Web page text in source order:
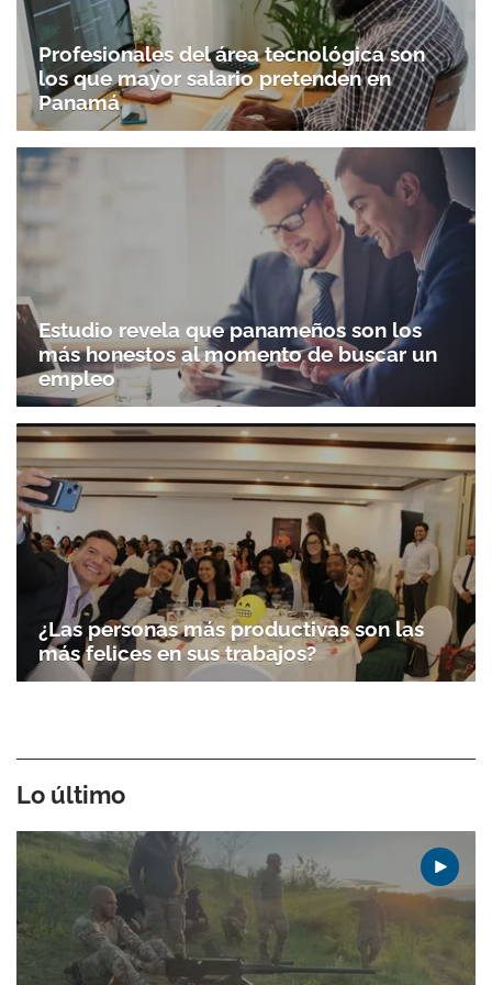
Profesionales del área tecnológica son
los que mayor salario pretenden en
Panamá
Estudio revela que panameños son los
más honestos al momento de buscar un
empleo
¿Las personas más productivas son las
más felices en sus trabajos?
Lo último